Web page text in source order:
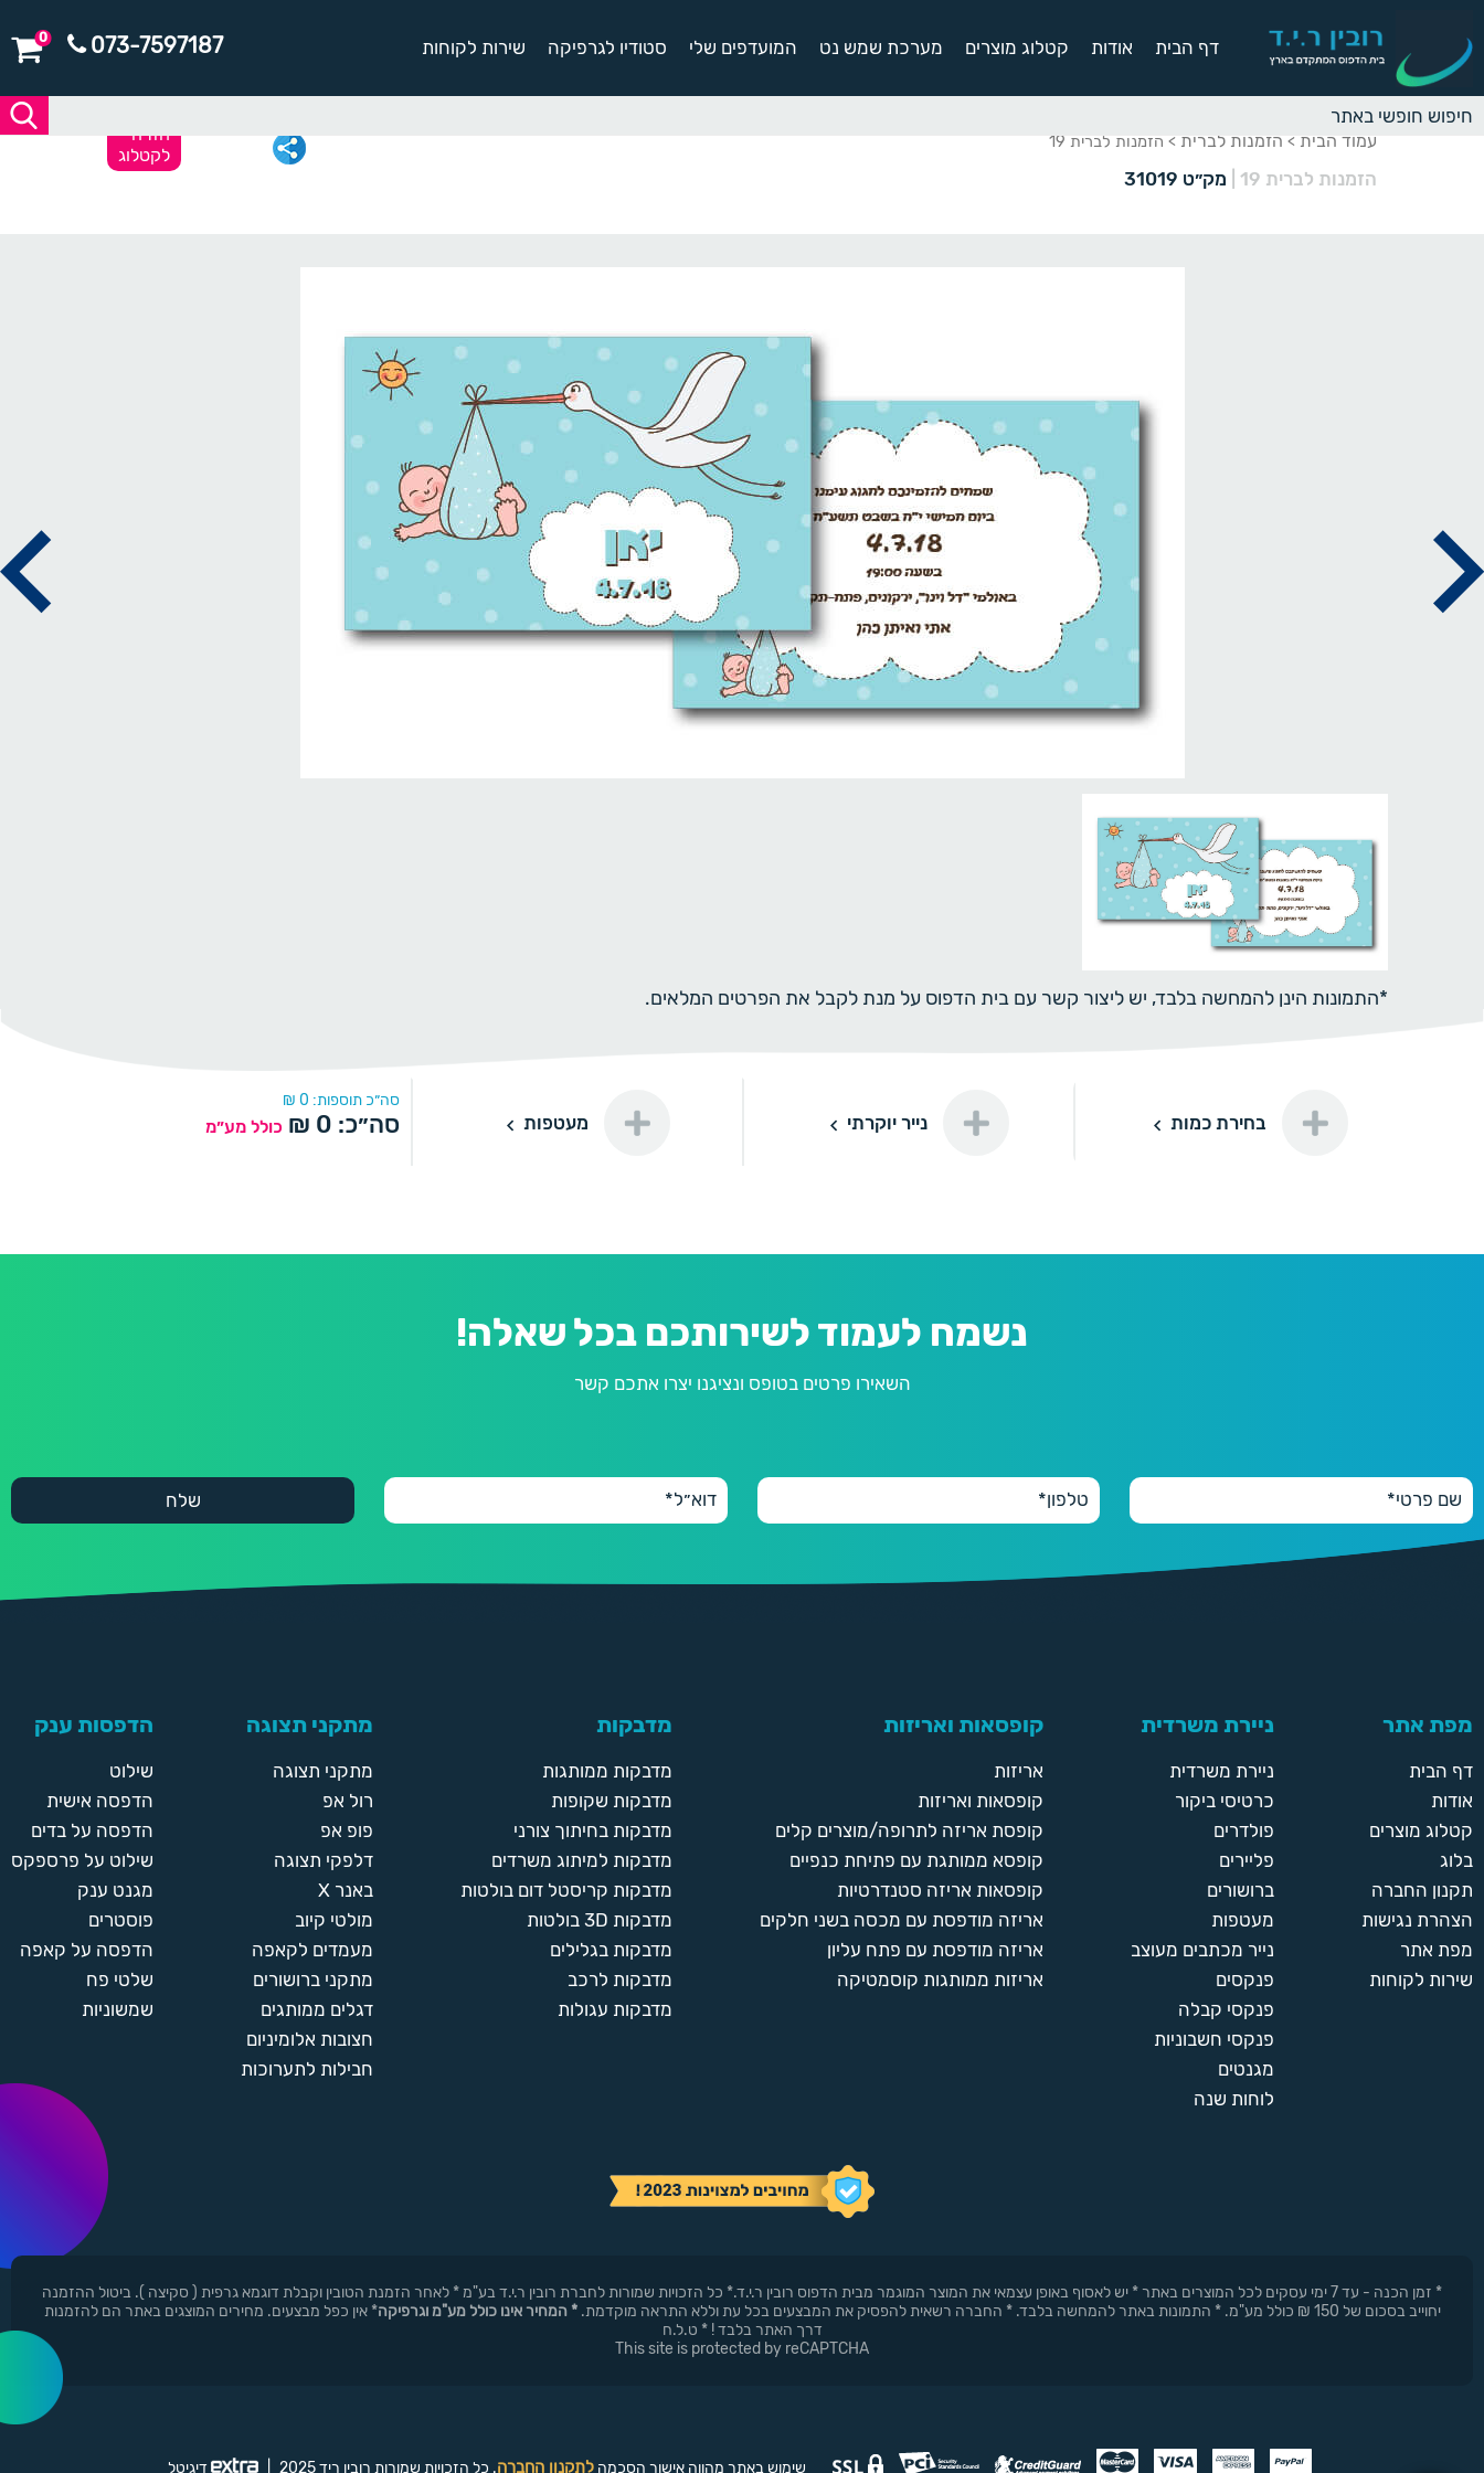
דף הבית אודות קטלוג מוצרים מערכת שמש נט המועדפים שלי סטודיו לגרפיקה שירות לקוחות 073-7597187
0
עמוד הבית > הזמנות לברית > הזמנות לברית 19
הזמנות לברית 19 מק״ט 31019
חזרה
לקטלוג
*התמונות הינן להמחשה בלבד, יש ליצור קשר עם בית הדפוס על מנת לקבל את הפרטים המלאים.
50 יחידות
220 ₪
בחירת כמות נייר יוקרתי נייר יוקרתי מעטפות
סה״כ תוספות: 0
₪
סה״כ: 0
₪ כולל מע״מ
נשמח לעמוד לשירותכם בכל שאלה!
השאירו פרטים בטופס ונציגנו יצרו אתכם קשר
מפת אתר
דף הבית
אודות
קטלוג מוצרים
בלוג
תקנון החברה
הצהרת נגישות
מפת אתר
שירות לקוחות
ניירת משרדית
ניירת משרדית
כרטיסי ביקור
פולדרים
פליירים
ברושורים
מעטפות
נייר מכתבים מעוצב
פנקסים
פנקסי קבלה
פנקסי חשבוניות
מגנטים
לוחות שנה
קופסאות ואריזות
אריזות
קופסאות ואריזות
קופסת אריזה לתרופה/מוצרים קלים
קופסא ממותגת עם פתיחת כנפיים
קופסאות אריזה סטנדרטיות
אריזה מודפסת עם מכסה בשני חלקים
אריזה מודפסת עם פתח עליון
אריזות ממותגות קוסמטיקה
מדבקות
מדבקות ממותגות
מדבקות שקופות
מדבקות בחיתוך צורני
מדבקות למיתוג משרדים
מדבקות קריסטל דום בולטות
מדבקות 3D בולטות
מדבקות בגלילים
מדבקות לרכב
מדבקות עגולות
מתקני תצוגה
מתקני תצוגה
רול אפ
פופ אפ
דלפקי תצוגה
באנר X
מולטי קיוב
מעמדים לקאפה
מתקני ברושורים
דגלים ממותגים
חצובות אלומיניום
חבילות לתערוכות
הדפסות ענק
שילוט
הדפסה אישית
הדפסה על בדים
שילוט על פרספקס
מגנט ענק
פוסטרים
הדפסה על קאפה
שלטי פח
שמשוניות
* זמן הכנה - עד 7 ימי עסקים לכל המוצרים באתר * יש לאסוף באופן עצמאי את המוצר המוגמר מבית הדפוס רובין ר.י.ד.* כל הזכויות שמורות לחברת רובין ר.י.ד בע"מ * לאחר הזמנת הטובין וקבלת דוגמא גרפית ( סקיצה ). ביטול ההזמנה
יחוייב בסכום של 150 ₪ כולל מע"מ. * התמונות באתר להמחשה בלבד. * החברה רשאית להפסיק את המבצעים בכל עת וללא התראה מוקדמת.
* המחיר אינו כולל מע"מ וגרפיקה* אין כפל מבצעים. מחירים המוצגים באתר הם להזמנות
דרך האתר בלבד ! * ט.ל.ח
This site is protected by reCAPTCHA
שימוש באתר מהווה אישור הסכמהלתקנון החברה. כל הזכויות שמורות רובין ריד 2025 דיגיטל